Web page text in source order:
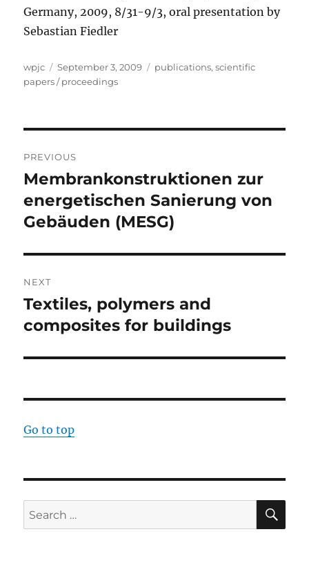
Germany, 2009, 8/31-9/3, oral presentation by
Sebastian Fiedler
Author
wpjc
Posted
on
September 3, 2009 Categories
publications,scientific
papers / proceedings
navigation
PREVIOUS
Previous
post:
Membrankonstruktionen zur
energetischen Sanierung von
Gebäuden (MESG)
NEXT
Next
post:
Textiles, polymers and
composites for buildings
Go to top
Search
for: